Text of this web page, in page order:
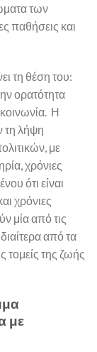
των
παθήσεις και
τη θέση του:
ορατότητα
κοινωνία. Η
τη λήψη
με
χρόνιες
ότι είναι
χρόνιες
μία από τις
από τα
τομείς της ζωής
με